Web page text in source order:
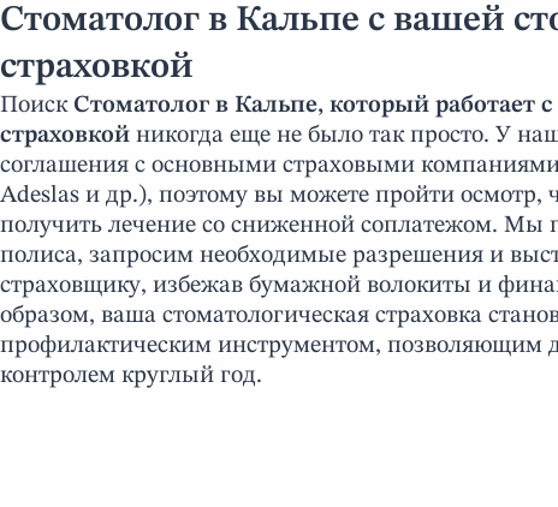
Стоматолог в Кальпе с вашей
страховкой
Поиск Стоматолог в Кальпе, который работает
страховкой никогда еще не было так просто. У
соглашения с основными страховыми
Adeslas и др.), поэтому вы можете пройти осмотр,
получить лечение со сниженной соплатежом. Мы
полиса, запросим необходимые разрешения и
страховщику, избежав бумажной волокиты и
образом, ваша стоматологическая страховка
профилактическим инструментом, позволяющим
контролем круглый год.